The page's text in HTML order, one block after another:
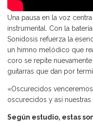
Una pausa en la voz
instrumental. Con la
Sonidosis refuerza la
un himno melódico que
coro se repite
guitarras que dan por
«Oscurecidos
oscurecidos y así nuestras
Según estudio, estas